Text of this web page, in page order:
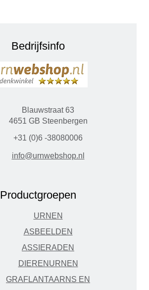
Bedrijfsinfo
Blauwstraat 63
4651 GB Steenbergen
+31 (0)6 -38080006
info@urnwebshop.nl
Productgroepen
URNEN
ASBEELDEN
ASSIERADEN
DIERENURNEN
GRAFLANTAARNS EN